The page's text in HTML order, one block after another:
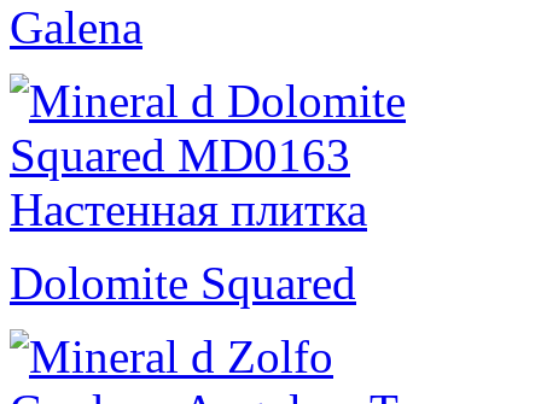
Galena
Dolomite Squared